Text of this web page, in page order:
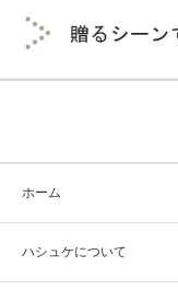
ホーム
ハシュケについて